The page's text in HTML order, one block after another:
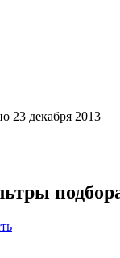
23 декабря 2013